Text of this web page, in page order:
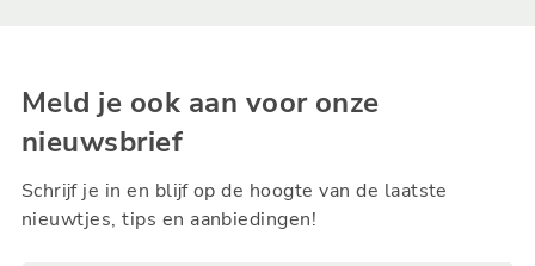
Meld je ook aan voor onze
nieuwsbrief
Schrijf je in en blijf op de hoogte van de laatste
nieuwtjes, tips en aanbiedingen!